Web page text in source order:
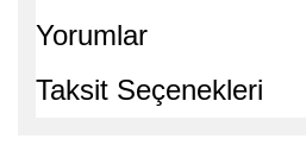
Yorumlar
Taksit Seçenekleri